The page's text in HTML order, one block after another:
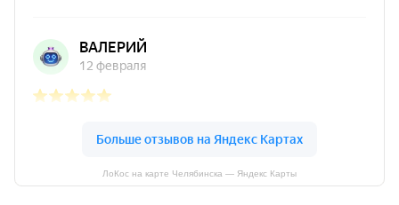
ЛоКос на карте Челябинска — Яндекс Карты